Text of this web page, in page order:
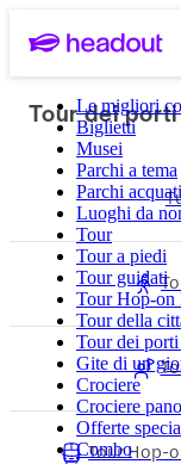
Le migliori
Biglietti
Musei
Parchi a tema
Parchi
Luoghi da
Tour
Tour a piedi
Tour guidati
Tour Hop-on
Tour della
Tour dei
Gite di un
Crociere
Crociere
Offerte
Combo
Tour dei
Tour Hop-